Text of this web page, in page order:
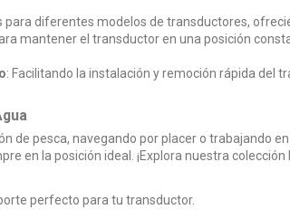
para diferentes modelos de transductores,
mantener el transductor en una posición
: Facilitando la instalación y remoción rápida del
de pesca, navegando por placer o trabajando
en la posición ideal. ¡Explora nuestra
perfecto para tu transductor.